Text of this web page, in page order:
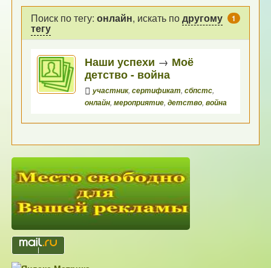
1
Поиск по тегу:онлайн, искать подругому
тегу
Наши успехи → Моё
детство - война
участник,сертификат,сбпстс,
онлайн,мероприятие,детство,война